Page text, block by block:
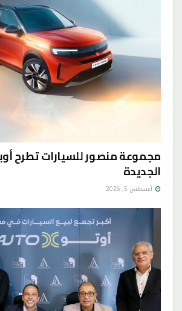
مجموعة منصور للسيارات تطرح
الجديدة
أغسطس 5, 2026